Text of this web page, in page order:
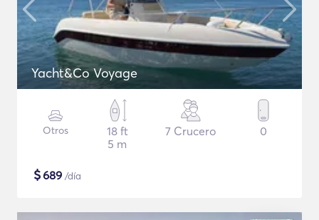
Yacht&Co Voyage
Otros
18 ft
5 m
7 Crucero 0
$689 /día